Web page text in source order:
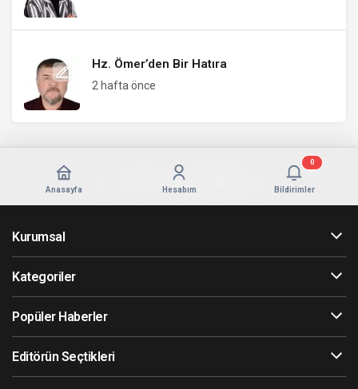
Hz. Ömer’den Bir Hatıra
2 hafta önce
Anasayfa Hesabım Bildirimler
0
Kurumsal
Kategoriler
Popüler Haberler
Editörün Seçtikleri